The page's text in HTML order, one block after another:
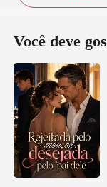
Você deve